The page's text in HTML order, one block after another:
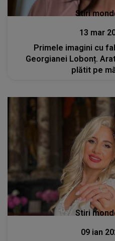
Stiri
13 mar
Primele imagini cu
Georgianei Lobonț.
plătit pe
Stiri
09 ian